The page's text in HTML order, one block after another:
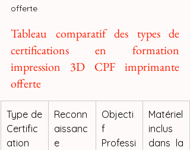
offerte
Tableau comparatif des types de
certifications en formation
impression 3D CPF imprimante
offerte
Type de
Certific
ation
Reconn
aissanc
e
Objecti
f
Professi
Matériel
inclus
dans la